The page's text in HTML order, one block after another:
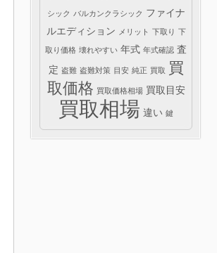
シック バルカンクラシック ファイナ
ルエディション
メリット 下取り 下
取り価格 壊れやすい 年式 年式確認 査
定 盗難 盗難対策 目安 純正 買取 買
取価格 買取価格相場 買取目安
買取相場 違い 鍵